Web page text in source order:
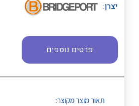
יצרן:
פרטים נוספים
תאור מוצר מקוצר: